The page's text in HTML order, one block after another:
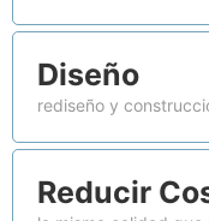
Diseño
rediseño y
Reducir